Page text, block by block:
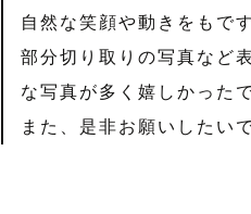
自然な笑顔や動きをもで
部分切り取りの写真など
な写真が多く嬉しかったで
また、是非お願いしたいで